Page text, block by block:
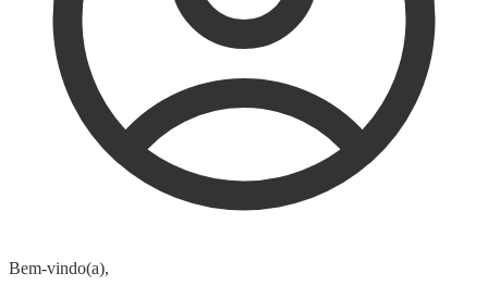
Bem-vindo(a),